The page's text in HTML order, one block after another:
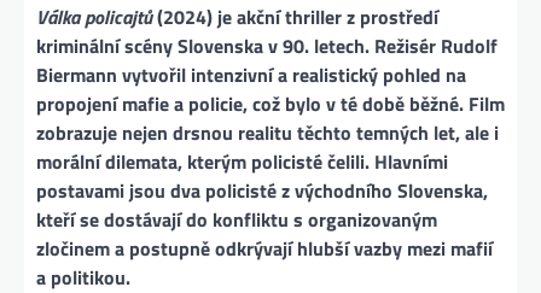
Válka policajtů(2024) je akční thriller z prostředí
kriminální scény Slovenska v 90. letech. Režisér Rudolf
Biermann vytvořil intenzivní a realistický pohled na
propojení mafie a policie, což bylo v té době běžné. Film
zobrazuje nejen drsnou realitu těchto temných let, ale i
morální dilemata, kterým policisté čelili. Hlavními
postavami jsou dva policisté z východního Slovenska,
kteří se dostávají do konfliktu s organizovaným
zločinem a postupně odkrývají hlubší vazby mezi mafií
a politikou.